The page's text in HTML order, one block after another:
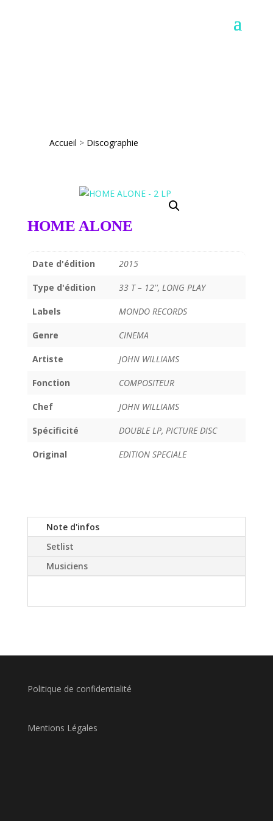
Accueil > Discographie
HOME ALONE
Date d'édition 2015
Type d'édition 33 T – 12'', LONG PLAY
Labels MONDO RECORDS
Genre CINEMA
Artiste JOHN WILLIAMS
Fonction COMPOSITEUR
Chef JOHN WILLIAMS
Spécificité DOUBLE LP, PICTURE DISC
Original EDITION SPECIALE
Note d'infos
Setlist
Musiciens
Politique de confidentialité
Mentions Légales